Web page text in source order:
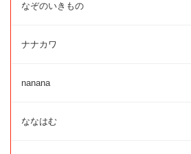
なぞのいきもの
ナナカワ
nanana
ななはむ